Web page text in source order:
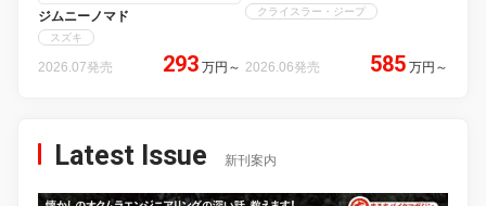
ジムニーノマド
スズキ
2026.07発売 293 万円 ～
クライスラー・ジープ
2026.06発売 585 万円 ～
Latest Issue 新刊案内